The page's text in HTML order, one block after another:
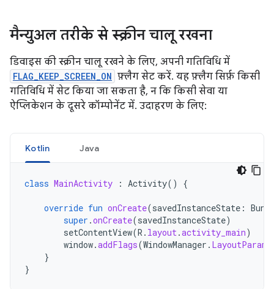
मैन्युअल तरीके से स्क्रीन चालू रखना
डिवाइस की स्क्रीन चालू रखने के लिए, अपनी गतिविधि में
FLAG_KEEP_SCREEN_ON फ़्लैग सेट करें. यह फ़्लैग सिर्फ़ किसी
गतिविधि में सेट किया जा सकता है, न कि किसी सेवा या
ऐप्लिकेशन के दूसरे कॉम्पोनेंट में. उदाहरण के लिए:
Kotlin Java
class MainActivity : Activity() {
override fun onCreate(savedInstanceState :
super .onCreate(savedInstanceState)
setContentView(R . layout.activity_main)
window.addFlags(WindowManager . LayoutParams
}
}